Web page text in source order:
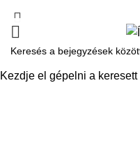
Kezdje el gépelni a